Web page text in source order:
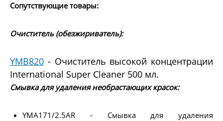
Сопутствующие товары:
Очиститель (обезжириватель):
YMB820 - Очиститель высокой концентрации
International Super Cleaner 500 мл.
Смывка для удаления необрастающих красок:
YMA171/2.5AR - Смывка для удаления